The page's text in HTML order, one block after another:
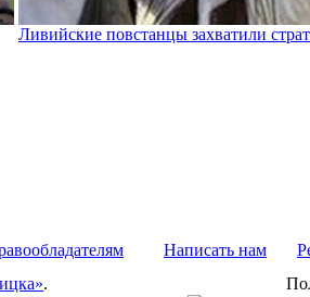
Ливийские повстанцы захватили
Написать нам
.